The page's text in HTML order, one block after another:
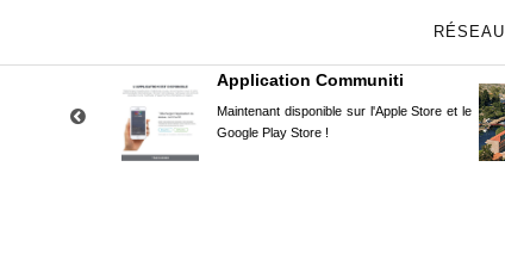
RÉSEAU
Application Communiti
Maintenant disponible sur l'Apple Store et le
Google Play Store !